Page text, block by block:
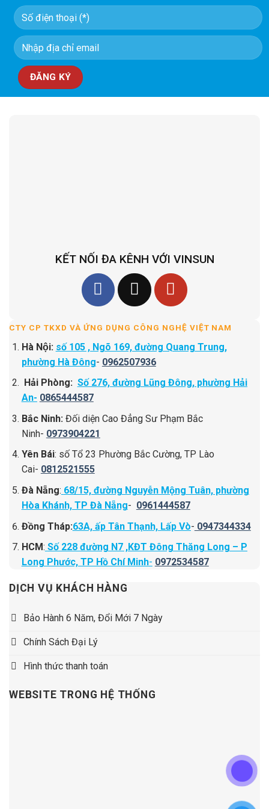
KẾT NỐI ĐA KÊNH VỚI VINSUN
CTY CP TKXD VÀ ỨNG DỤNG CÔNG NGHỆ VIỆT NAM
Hà Nội: số 105 , Ngõ 169, đường Quang Trung,
phường Hà Đông- 0962507936
Hải Phòng: Số 276, đường Lũng Đông, phường Hải
An- 0865444587
Bắc Ninh: Đối diện Cao Đẳng Sư Phạm Bắc
Ninh- 0973904221
Yên Bái: số Tổ 23 Phường Bắc Cường, TP Lào
Cai- 0812521555
Đà Nẵng: 68/15, đường Nguyễn Mộng Tuân, phường
Hòa Khánh, TP Đà Nẵng- 0961444587
Đồng Tháp:63A, ấp Tân Thạnh, Lấp Vò- 0947344334
HCM: Số 228 đường N7 ,KĐT Đông Thăng Long – P
Long Phước, TP Hồ Chí Minh- 0972534587
DỊCH VỤ KHÁCH HÀNG
Bảo Hành 6 Năm, Đổi Mới 7 Ngày
Chính Sách Đại Lý
Hình thức thanh toán
WEBSITE TRONG HỆ THỐNG